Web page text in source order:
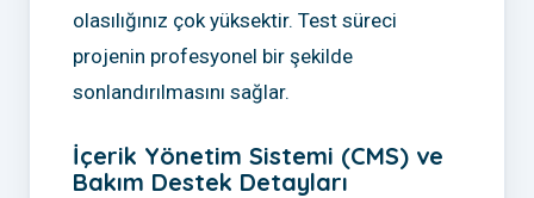
olasılığınız çok yüksektir. Test süreci
projenin profesyonel bir şekilde
sonlandırılmasını sağlar.
İçerik Yönetim Sistemi (CMS) ve
Bakım Destek Detayları